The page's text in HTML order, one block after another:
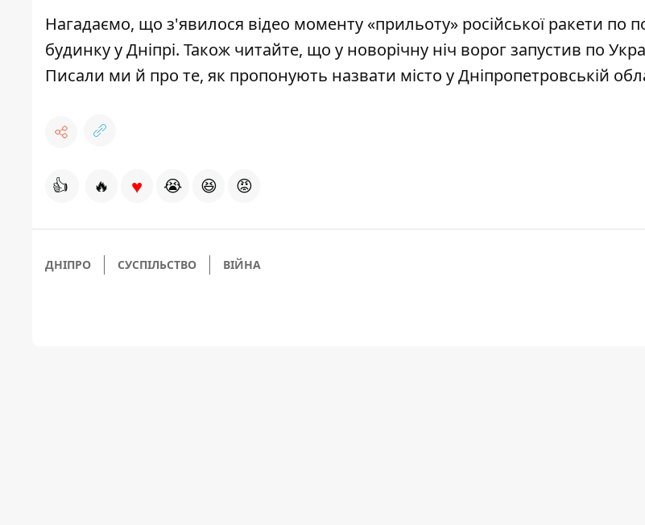
Нагадаємо, що з'явилося відео моменту «прильоту» російської ракети по
будинку у Дніпрі. Також читайте, що у новорічну ніч ворог запустив по
Писали ми й про те, як пропонують назвати місто у Дніпропетровській
👍 🔥 ♥ 😭 😆 😡
ДНІПРО СУСПІЛЬСТВО ВІЙНА